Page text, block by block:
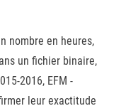
nombre en heures,
un fichier binaire,
2016, EFM -
leur exactitude